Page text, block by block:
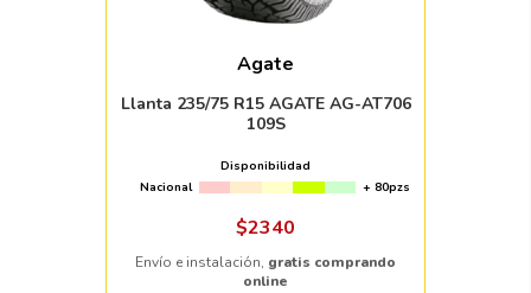
Agate
Llanta 235/75 R15 AGATE AG-AT706
109S
Disponibilidad
Nacional
+ 80pzs
$2340
Envío e instalación, gratis comprando
online